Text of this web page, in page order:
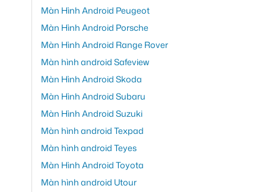
Màn Hình Android Peugeot
Màn Hình Android Porsche
Màn Hình Android Range Rover
Màn hình android Safeview
Màn Hình Android Skoda
Màn Hình Android Subaru
Màn Hình Android Suzuki
Màn hình android Texpad
Màn hình android Teyes
Màn Hình Android Toyota
Màn hình android Utour